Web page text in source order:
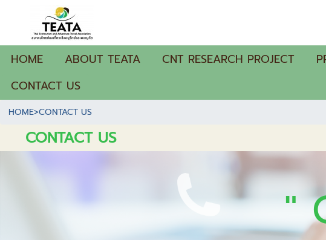
HOME ABOUT TEATA CNT RESEARCH PROJECT
CONTACT US
HOME>CONTACT US
CONTACT US
"